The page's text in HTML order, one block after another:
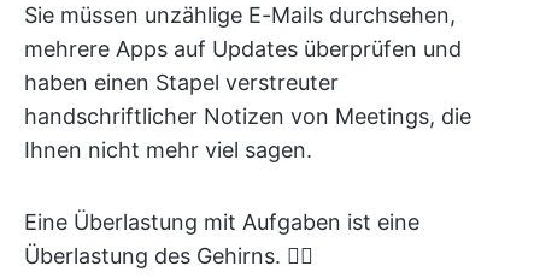
Sie müssen unzählige E-Mails durchsehen,
mehrere Apps auf Updates überprüfen und
haben einen Stapel verstreuter
handschriftlicher Notizen von Meetings, die
Ihnen nicht mehr viel sagen.
Eine Überlastung mit Aufgaben ist eine
Überlastung des Gehirns. 😶‍🌫️